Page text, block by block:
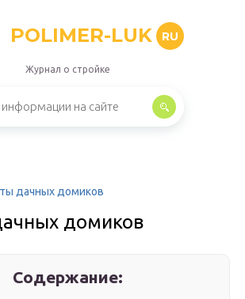
POLIMER-LUK RU
Журнал о стройке
дачных домиков
домиков
Содержание: